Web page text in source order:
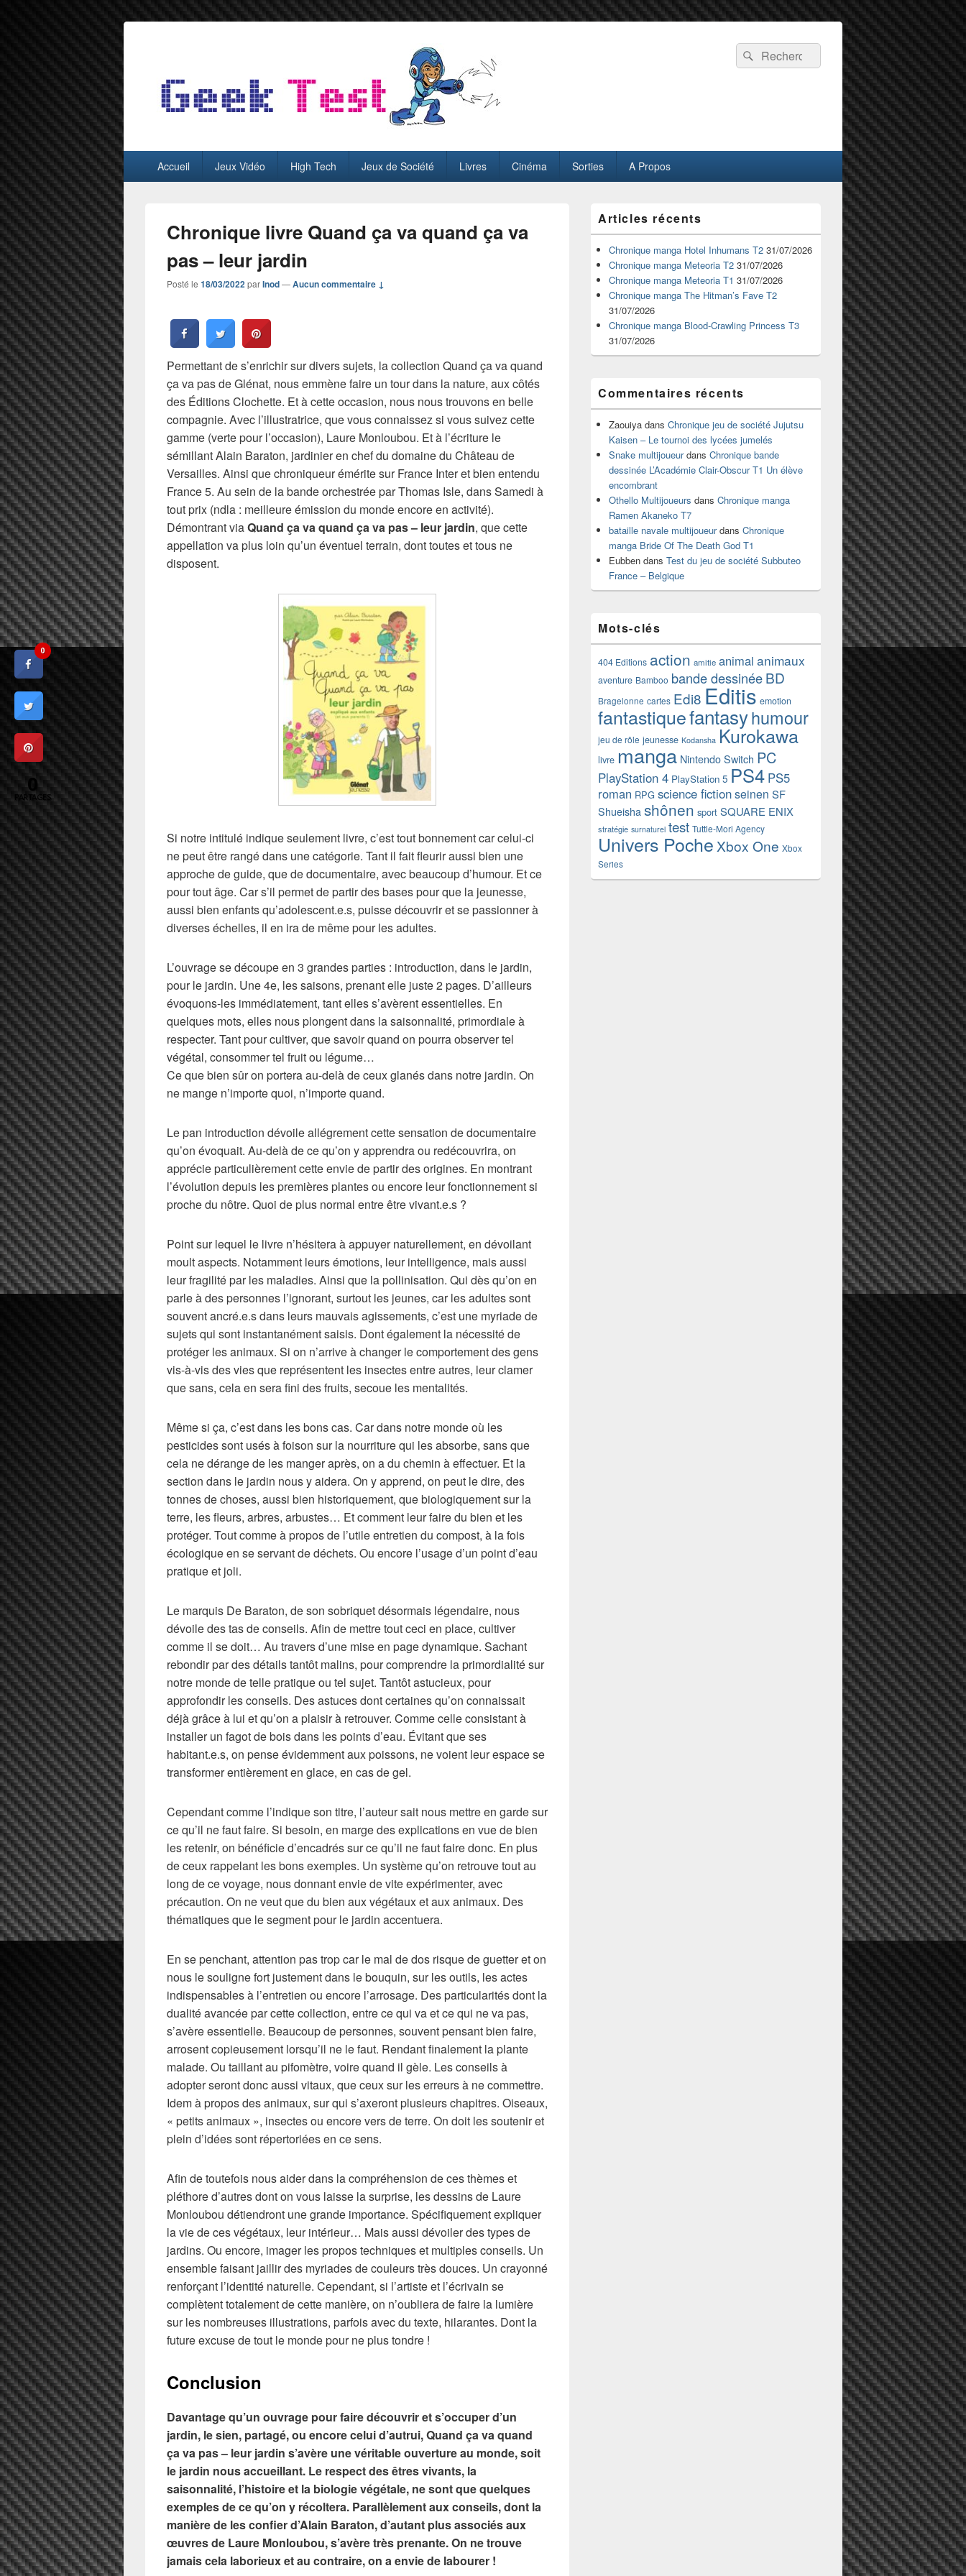
GeekTest
Recherche :
Rechercher
principalAccueil Jeux Vidéo High Tech Jeux de Société Livres Cinéma Sorties A Propos
Chronique livre Quand ça va quand ça va
pas – leur jardin
Posté le 18/03/2022parInod—Aucun commentaire ↓
Permettant de s’enrichir sur divers sujets, la collection Quand ça va quand
ça va pas de Glénat, nous emmène faire un tour dans la nature, aux côtés
des Éditions Clochette. Et à cette occasion, nous nous trouvons en belle
compagnie. Avec l’illustratrice, que vous connaissez si vous suivez cette
gamme (verte pour l’occasion), Laure Monloubou. Et à l’écriture le
sémillant Alain Baraton, jardinier en chef du domaine du Château de
Versailles. Ainsi que chroniqueur émérite sur France Inter et bien entendu
France 5. Au sein de la bande orchestrée par Thomas Isle, dans Samedi à
tout prix (ndla : meilleure émission du monde encore en activité).
Démontrant viaQuand ça va quand ça va pas – leur jardin, que cette
appellation va plus loin qu’un éventuel terrain, dont toutes et tous ne
disposent.
Si notre intitulé indique seulement livre, c’est tout bonnement car celui-ci
ne peut être rangé dans une catégorie. Tant il fait fleurir aussi bien une
approche de guide, que de documentaire, avec beaucoup d’humour. Et ce
pour tout âge. Car s’il permet de partir des bases pour que la jeunesse,
aussi bien enfants qu’adolescent.e.s, puisse découvrir et se passionner à
diverses échelles, il en ira de même pour les adultes.
L’ouvrage se découpe en 3 grandes parties : introduction, dans le jardin,
pour le jardin. Une 4e, les saisons, prenant elle juste 2 pages. D’ailleurs
évoquons-les immédiatement, tant elles s’avèrent essentielles. En
quelques mots, elles nous plongent dans la saisonnalité, primordiale à
respecter. Tant pour cultiver, que savoir quand on pourra observer tel
végétal, consommer tel fruit ou légume…
Ce que bien sûr on portera au-delà de ceux glanés dans notre jardin. On
ne mange n’importe quoi, n’importe quand.
Le pan introduction dévoile allégrement cette sensation de documentaire
qu’on évoquait. Au-delà de ce qu’on y apprendra ou redécouvrira, on
apprécie particulièrement cette envie de partir des origines. En montrant
l’évolution depuis les premières plantes ou encore leur fonctionnement si
proche du nôtre. Quoi de plus normal entre être vivant.e.s ?
Point sur lequel le livre n’hésitera à appuyer naturellement, en dévoilant
moult aspects. Notamment leurs émotions, leur intelligence, mais aussi
leur fragilité par les maladies. Ainsi que la pollinisation. Qui dès qu’on en
parle à des personnes l’ignorant, surtout les jeunes, car les adultes sont
souvent ancré.e.s dans leurs mauvais agissements, c’est une myriade de
sujets qui sont instantanément saisis. Dont également la nécessité de
protéger les animaux. Si on n’arrive à changer le comportement des gens
vis-à-vis des vies que représentent les insectes entre autres, leur clamer
que sans, cela en sera fini des fruits, secoue les mentalités.
Même si ça, c’est dans les bons cas. Car dans notre monde où les
pesticides sont usés à foison sur la nourriture qui les absorbe, sans que
cela ne dérange de les manger après, on a du chemin à effectuer. Et la
section dans le jardin nous y aidera. On y apprend, on peut le dire, des
tonnes de choses, aussi bien historiquement, que biologiquement sur la
terre, les fleurs, arbres, arbustes… Et comment leur faire du bien et les
protéger. Tout comme à propos de l’utile entretien du compost, à la fois
écologique en se servant de déchets. Ou encore l’usage d’un point d’eau
pratique et joli.
Le marquis De Baraton, de son sobriquet désormais légendaire, nous
dévoile des tas de conseils. Afin de mettre tout ceci en place, cultiver
comme il se doit… Au travers d’une mise en page dynamique. Sachant
rebondir par des détails tantôt malins, pour comprendre la primordialité sur
notre monde de telle pratique ou tel sujet. Tantôt astucieux, pour
approfondir les conseils. Des astuces dont certaines qu’on connaissait
déjà grâce à lui et qu’on a plaisir à retrouver. Comme celle consistant à
installer un fagot de bois dans les points d’eau. Évitant que ses
habitant.e.s, on pense évidemment aux poissons, ne voient leur espace se
transformer entièrement en glace, en cas de gel.
Cependant comme l’indique son titre, l’auteur sait nous mettre en garde sur
ce qu’il ne faut faire. Si besoin, en marge des explications en vue de bien
les retenir, on bénéficie d’encadrés sur ce qu’il ne faut faire donc. En plus
de ceux rappelant les bons exemples. Un système qu’on retrouve tout au
long de ce voyage, nous donnant envie de vite expérimenter, avec
précaution. On ne veut que du bien aux végétaux et aux animaux. Des
thématiques que le segment pour le jardin accentuera.
En se penchant, attention pas trop car le mal de dos risque de guetter et on
nous le souligne fort justement dans le bouquin, sur les outils, les actes
indispensables à l’entretien ou encore l’arrosage. Des particularités dont la
dualité avancée par cette collection, entre ce qui va et ce qui ne va pas,
s’avère essentielle. Beaucoup de personnes, souvent pensant bien faire,
arrosent copieusement lorsqu’il ne le faut. Rendant finalement la plante
malade. Ou taillant au pifomètre, voire quand il gèle. Les conseils à
adopter seront donc aussi vitaux, que ceux sur les erreurs à ne commettre.
Idem à propos des animaux, sur qui s’axeront plusieurs chapitres. Oiseaux,
« petits animaux », insectes ou encore vers de terre. On doit les soutenir et
plein d’idées sont répertoriées en ce sens.
Afin de toutefois nous aider dans la compréhension de ces thèmes et
pléthore d’autres dont on vous laisse la surprise, les dessins de Laure
Monloubou détiendront une grande importance. Spécifiquement expliquer
la vie de ces végétaux, leur intérieur… Mais aussi dévoiler des types de
jardins. Ou encore, imager les propos techniques et multiples conseils. Un
ensemble faisant jaillir des myriades de couleurs très douces. Un crayonné
renforçant l’identité naturelle. Cependant, si l’artiste et l’écrivain se
complètent totalement de cette manière, on n’oubliera de faire la lumière
sur les nombreuses illustrations, parfois avec du texte, hilarantes. Dont la
future excuse de tout le monde pour ne plus tondre !
Conclusion
Davantage qu’un ouvrage pour faire découvrir et s’occuper d’un
jardin, le sien, partagé, ou encore celui d’autrui, Quand ça va quand
ça va pas – leur jardin s’avère une véritable ouverture au monde, soit
le jardin nous accueillant. Le respect des êtres vivants, la
saisonnalité, l’histoire et la biologie végétale, ne sont que quelques
exemples de ce qu’on y récoltera. Parallèlement aux conseils, dont la
manière de les confier d’Alain Baraton, d’autant plus associés aux
œuvres de Laure Monloubou, s’avère très prenante. On ne trouve
jamais cela laborieux et au contraire, on a envie de labourer !
principale
de
widget
pour
barre
latérale
Articles récents
Chronique manga Hotel Inhumans T2 31/07/2026
Chronique manga Meteoria T2 31/07/2026
Chronique manga Meteoria T1 31/07/2026
Chronique manga The Hitman’s Fave T2
31/07/2026
Chronique manga Blood-Crawling Princess T3
31/07/2026
Commentaires récents
Zaouiya dans Chronique jeu de société Jujutsu
Kaisen – Le tournoi des lycées jumelés
Snake multijoueurdans Chronique bande
dessinée L’Académie Clair-Obscur T1 Un élève
encombrant
Othello Multijoueurs dans Chronique manga
Ramen Akaneko T7
bataille navale multijoueurdans Chronique
manga Bride Of The Death God T1
Eubben dans Test du jeu de société Subbuteo
France – Belgique
Mots-clés
404 Editions action amitie animal animaux
aventure Bamboo bande dessinéeBD
Bragelonne cartes Edi8 Editis emotion
fantastiquefantasyhumour
jeu de rôle jeunesse Kodansha Kurokawa
livre manga Nintendo Switch PC
PlayStation 4 PlayStation 5 PS4 PS5
roman RPG science fictionseinen SF
Shueisha shônen sport SQUARE ENIX
stratégie surnaturel test Tuttle-Mori Agency
Univers Poche Xbox One Xbox
Series
0
0
PARTAGES